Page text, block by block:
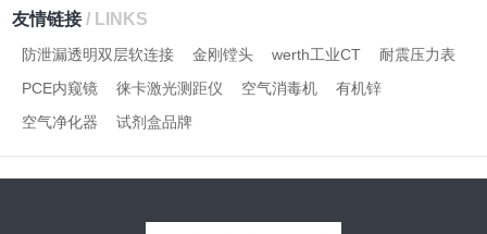
友情链接/ LINKS
防泄漏透明双层软连接 金刚镗头 werth工业CT
耐震压力表
PCE内窥镜
徕卡激光测距仪 空气消毒机
有机锌
空气净化器
试剂盒品牌